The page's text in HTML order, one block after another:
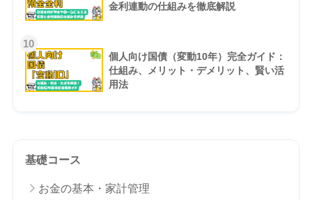
金利連動の仕組みを徹底解説
10
個人向け国債（変動10年）完全ガイド：
仕組み、メリット・デメリット、賢い活
用法
基礎コース
お金の基本・家計管理